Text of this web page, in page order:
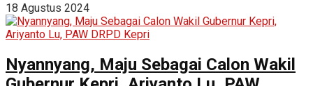
18 Agustus 2024
Nyannyang, Maju Sebagai Calon Wakil